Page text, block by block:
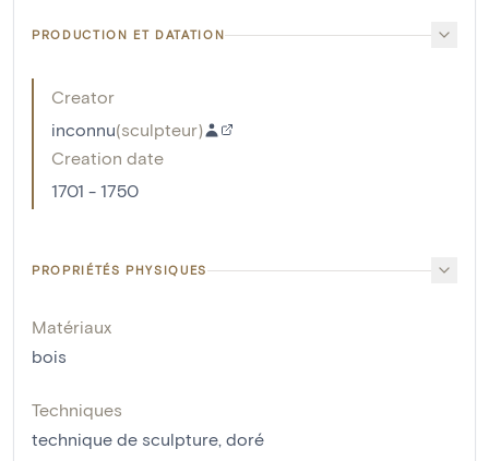
PRODUCTION ET DATATION
Creator
inconnu(sculpteur)
Creation date
1701 - 1750
PROPRIÉTÉS PHYSIQUES
Matériaux
bois
Techniques
technique de sculpture, doré